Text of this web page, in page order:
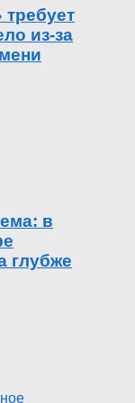
из-за
в
глубже